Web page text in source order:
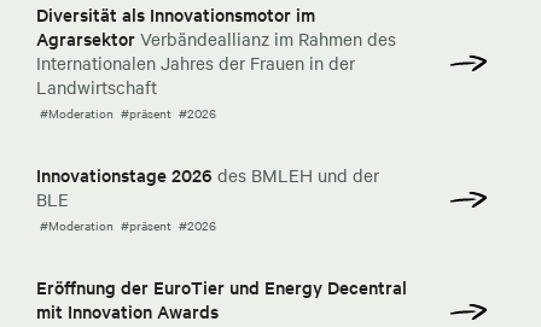
Diversität als Innovationsmotor im
Agrarsektor Verbändeallianz im Rahmen des
Internationalen Jahres der Frauen in der
Landwirtschaft
#Moderation #präsent #2026
Innovationstage 2026 des BMLEH und der
BLE
#Moderation #präsent #2026
Eröffnung der EuroTier und Energy Decentral
mit Innovation Awards